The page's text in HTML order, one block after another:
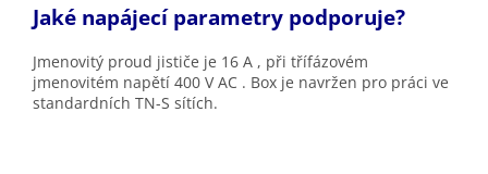
Jaké napájecí parametry podporuje?
Jmenovitý proud jističe je 16 A , při třífázovém
jmenovitém napětí 400 V AC . Box je navržen pro práci ve
standardních TN-S sítích.